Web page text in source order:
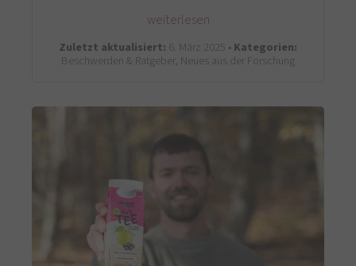
weiterlesen
Zuletzt aktualisiert: 6. März 2025 •Kategorien:
Beschwerden & Ratgeber, Neues aus der Forschung